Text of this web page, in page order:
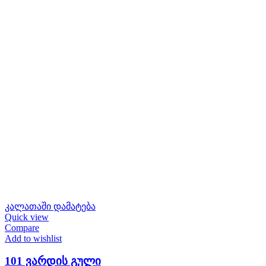
კალათაში დამატება
Quick view
Compare
Add to wishlist
101 ვარდის გული